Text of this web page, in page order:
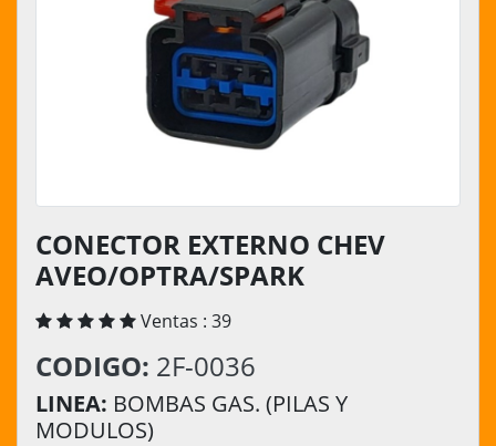
CONECTOR EXTERNO CHEV
AVEO/OPTRA/SPARK
Ventas : 39
CODIGO: 2F-0036
LINEA: BOMBAS GAS. (PILAS Y
MODULOS)